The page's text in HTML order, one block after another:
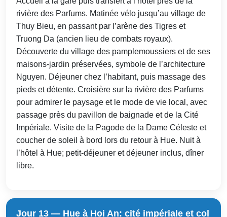
rivière des Parfums. Matinée vélo jusqu’au village de
Thuy Bieu, en passant par l’arène des Tigres et
Truong Da (ancien lieu de combats royaux).
Découverte du village des pamplemoussiers et de ses
maisons-jardin préservées, symbole de l’architecture
Nguyen. Déjeuner chez l’habitant, puis massage des
pieds et détente. Croisière sur la rivière des Parfums
pour admirer le paysage et le mode de vie local, avec
passage près du pavillon de baignade et de la Cité
Impériale. Visite de la Pagode de la Dame Céleste et
coucher de soleil à bord lors du retour à Hue. Nuit à
l’hôtel à Hue; petit-déjeuner et déjeuner inclus, dîner
libre.
Jour 13 — Hue à Hoi An: cité impériale et col